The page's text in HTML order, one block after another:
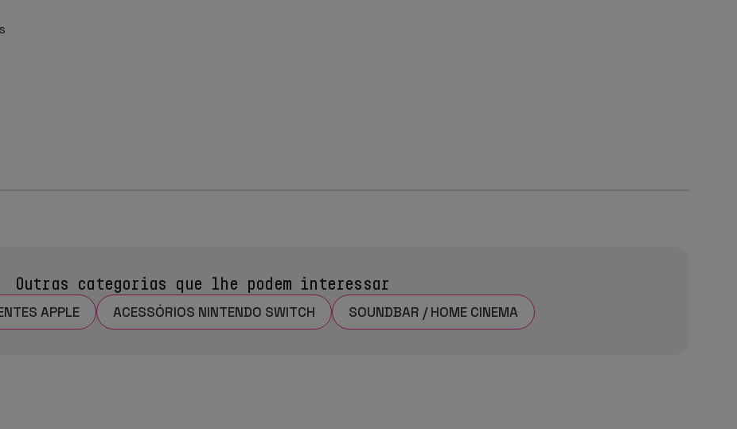
Outras categorias que lhe podem interessar
APPLE ACESSÓRIOS NINTENDO SWITCH SOUNDBAR / HOME CINEMA